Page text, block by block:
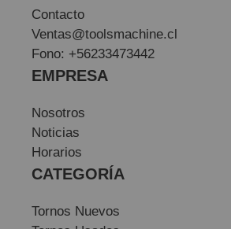
Contacto
Ventas@toolsmachine.cl
Fono: +56233473442
EMPRESA
Nosotros
Noticias
Horarios
CATEGORÍA
Tornos Nuevos